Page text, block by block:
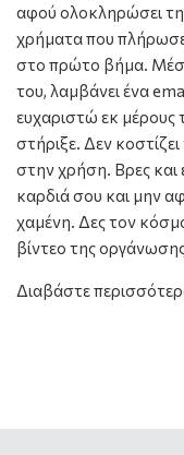
αφού ολοκληρώσει
χρήματα που
στο πρώτο βήμα.
του, λαμβάνει ένα
ευχαριστώ εκ μέρους
στήριξε. Δεν
στην χρήση. Βρες και
καρδιά σου και μην
χαμένη. Δες τον
βίντεο της
Διαβάστε